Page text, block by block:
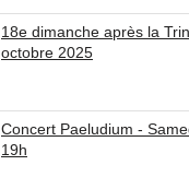
18e dimanche après la
octobre 2025
Concert Paeludium -
19h